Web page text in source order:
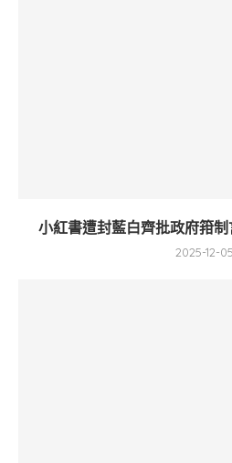
小紅書遭封藍白齊批政府箝
2025-12-05